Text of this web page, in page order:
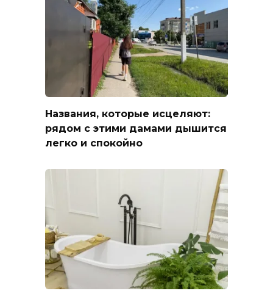
Названия, которые исцеляют:
рядом с этими дамами дышится
легко и спокойно